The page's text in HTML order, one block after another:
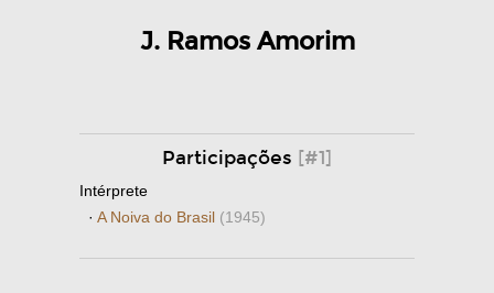
J. Ramos Amorim
Participações [#1]
Intérprete
· A Noiva do Brasil (1945)